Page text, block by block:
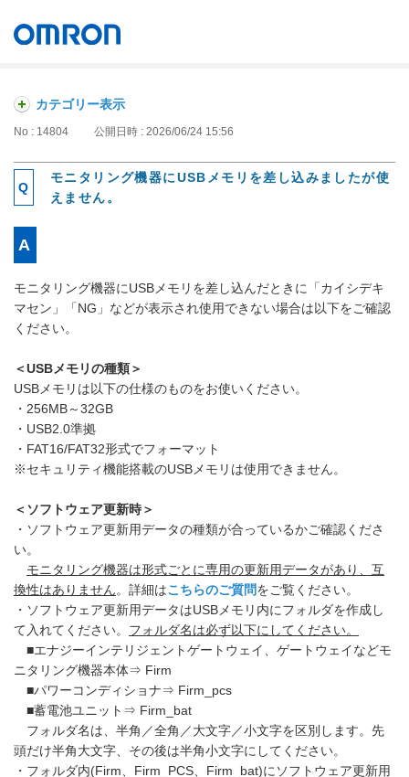
カテゴリー表示
No : 14804 公開日時 : 2026/06/24 15:56
モニタリング機器にUSBメモリを差し込みましたが使
えません。
モニタリング機器にUSBメモリを差し込んだときに「カイシデキ
マセン」「NG」などが表示され使用できない場合は以下をご確認
ください。
＜USBメモリの種類＞
USBメモリは以下の仕様のものをお使いください。
・256MB～32GB
・USB2.0準拠
・FAT16/FAT32形式でフォーマット
※セキュリティ機能搭載のUSBメモリは使用できません。
＜ソフトウェア更新時＞
・ソフトウェア更新用データの種類が合っているかご確認くださ
い。
モニタリング機器は形式ごとに専用の更新用データがあり、互
換性はありません。詳細はこちらのご質問をご覧ください。
・ソフトウェア更新用データはUSBメモリ内にフォルダを作成し
て入れてください。 フォルダ名は必ず以下にしてください。
■エナジーインテリジェントゲートウェイ、ゲートウェイなどモ
ニタリング機器本体⇒ Firm
■パワーコンディショナ⇒ Firm_pcs
■蓄電池ユニット⇒ Firm_bat
フォルダ名は、半角／全角／大文字／小文字を区別します。先
頭だけ半角大文字、その後は半角小文字にしてください。
・フォルダ内(Firm、Firm_PCS、Firm_bat)にソフトウェア更新用